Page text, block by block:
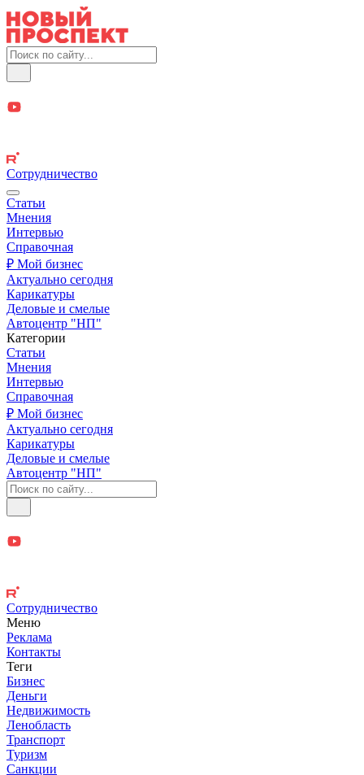
Сотрудничество
Статьи
Мнения
Интервью
Справочная
₽ Мой бизнес
Актуально сегодня
Карикатуры
Деловые и смелые
Автоцентр "НП"
Категории
Статьи
Мнения
Интервью
Справочная
₽ Мой бизнес
Актуально сегодня
Карикатуры
Деловые и смелые
Автоцентр "НП"
Сотрудничество
Меню
Реклама
Контакты
Теги
Бизнес
Деньги
Недвижимость
Ленобласть
Транспорт
Туризм
Санкции